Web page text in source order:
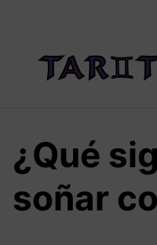
¿Qué
soñar